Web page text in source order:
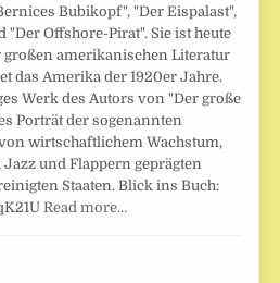
Bubikopf", "Der Eispalast",
Offshore-Pirat". Sie ist heute
großen amerikanischen Literatur
das Amerika der 1920er Jahre.
Werk des Autors von "Der große
Porträt der sogenannten
wirtschaftlichem Wachstum,
und Flappern geprägten
Staaten. Blick ins Buch:
Read more…